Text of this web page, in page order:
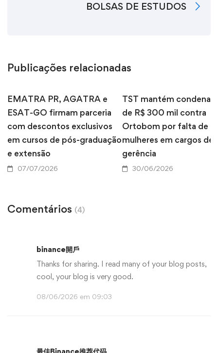
BOLSAS DE ESTUDOS
Publicações relacionadas
EMATRA PR, AGATRA e
ESAT-GO firmam parceria
com descontos exclusivos
em cursos de pós-graduação
e extensão
07/07/2026
TST mantém
de R$ 300 mil contra
Ortobom por falta de
mulheres em cargos de
gerência
30/06/2026
Comentários (4)
binance開戶
Thanks for sharing. I read many of your blog posts,
cool, your blog is very good.
08/06/2026 em 09:03